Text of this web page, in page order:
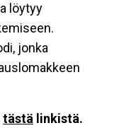
löytyy
jonka
tästä linkistä.